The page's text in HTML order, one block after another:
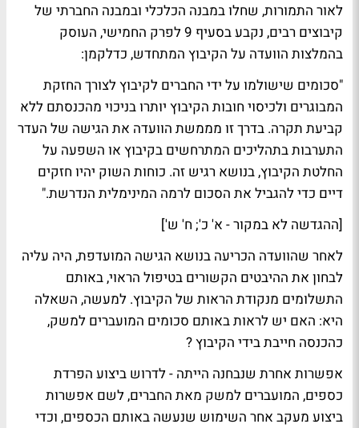
לאור התמורות, שחלו במבנה הכלכלי ובמבנה החברתי של
קיבוצים רבים, נקבע בסעיף 9 לפרק החמישי, העוסק
בהמלצות הוועדה על הקיבוץ המתחדש, כדלקמן:
"סכומים שישולמו על ידי החברים לקיבוץ לצורך החזקת
המבוגרים ולכיסוי חובות הקיבוץ יותרו בניכוי מהכנסתם ללא
קביעת תקרה. בדרך זו מממשת הוועדה את הגישה של העדר
התערבות בתהליכים המתרחשים בקיבוץ או השפעה על
החלטת הקיבוץ, בנושא רגיש זה. כוחות השוק יהיו חזקים
דיים כדי להגביל את הסכום לרמה המינימלית הנדרשת."
[ההגדשה לא במקור - א' כ'; ח' ש']
לאחר שהוועדה הכריעה בנושא הגישה המועדפת, היה עליה
לבחון את ההיבטים הקשורים בטיפול הראוי, באותם
התשלומים מנקודת הראות של הקיבוץ. למעשה, השאלה
היא: האם יש לראות באותם סכומים המועברים למשק,
כהכנסה חייבת בידי הקיבוץ ?
אפשרות אחרת שנבחנה הייתה - לדרוש ביצוע הפרדת
כספים, המועברים למשק מאת החברים, לשם אפשרות
ביצוע מעקב אחר השימוש שנעשה באותם הכספים, וכדי